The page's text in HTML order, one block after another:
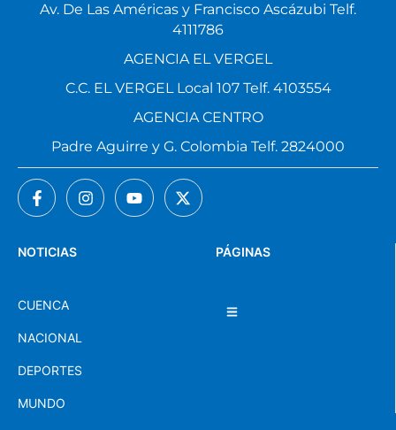
PÁGINAS
NOTICIAS
CUENCA
NACIONAL
DEPORTES
MUNDO
Av. De Las Américas y Francisco Ascázubi Telf.
4111786
AGENCIA EL VERGEL
C.C. EL VERGEL Local 107 Telf. 4103554
AGENCIA CENTRO
Padre Aguirre y G. Colombia Telf. 2824000